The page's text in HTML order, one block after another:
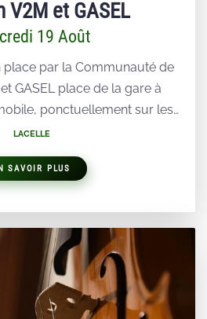
V2M et GASEL
19 Août
place par la Communauté de
GASEL place de la gare à
ponctuellement sur les…
LACELLE
SAVOIR PLUS